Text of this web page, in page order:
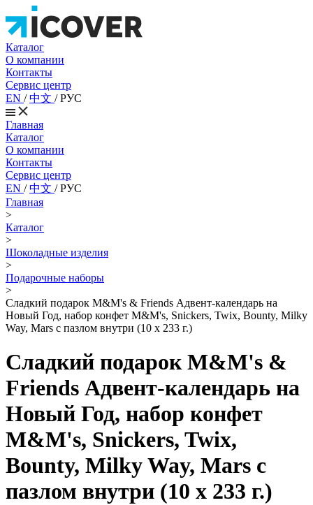
Каталог
О компании
Контакты
Сервис центр
EN /中文 /РУС
Главная
Каталог
О компании
Контакты
Сервис центр
EN /中文 /РУС
Главная
>
Каталог
>
Шоколадные изделия
>
Подарочные наборы
>
Сладкий подарок M&M's & Friends Адвент-календарь на
Новый Год, набор конфет M&M's, Snickers, Twix, Bounty, Milky
Way, Mars с пазлом внутри (10 х 233 г.)
Сладкий подарок M&M's &
Friends Адвент-календарь на
Новый Год, набор конфет
M&M's, Snickers, Twix,
Bounty, Milky Way, Mars с
пазлом внутри (10 х 233 г.)